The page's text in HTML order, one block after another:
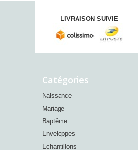
LIVRAISON SUIVIE
Catégories
Naissance
Mariage
Baptême
Enveloppes
Echantillons